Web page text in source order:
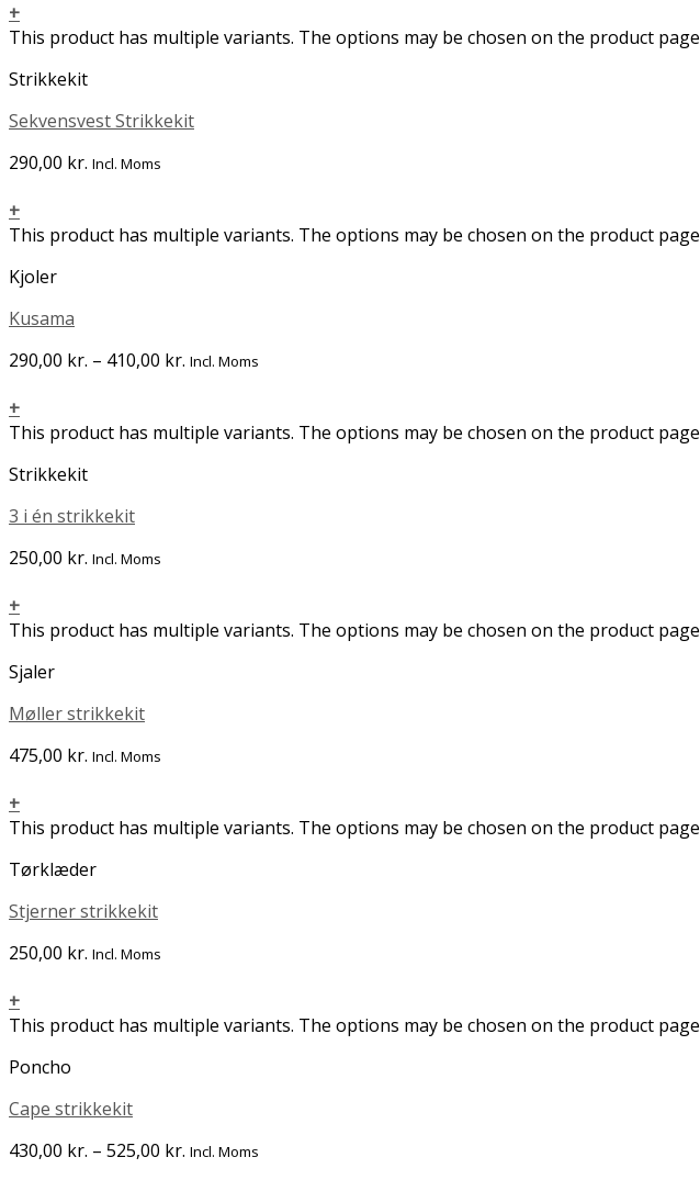
+
This product has multiple variants. The options may be chosen on the product page
Strikkekit
Sekvensvest Strikkekit
290,00 kr. Incl. Moms
+
This product has multiple variants. The options may be chosen on the product page
Kjoler
Kusama
290,00 kr. – 410,00 kr. Incl. Moms
+
This product has multiple variants. The options may be chosen on the product page
Strikkekit
3 i én strikkekit
250,00 kr. Incl. Moms
+
This product has multiple variants. The options may be chosen on the product page
Sjaler
Møller strikkekit
475,00 kr. Incl. Moms
+
This product has multiple variants. The options may be chosen on the product page
Tørklæder
Stjerner strikkekit
250,00 kr. Incl. Moms
+
This product has multiple variants. The options may be chosen on the product page
Poncho
Cape strikkekit
430,00 kr. – 525,00 kr. Incl. Moms